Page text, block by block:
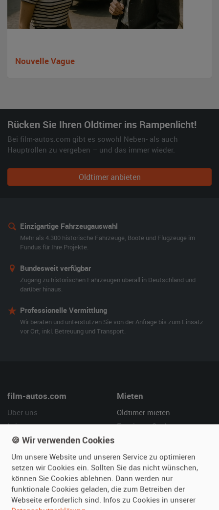
Nouvelle Vague
Rücken Sie Ihren Oldtimer ins Rampenlicht!
Bei film-autos.com gibt es sowohl Neben- als auch
Hauptrollen zu vergeben – und das immer wieder.
Oldtimer anbieten
Einzigartige Fahrzeugauswahl
Mehr als 4.300 historische Fahrzeuge, Boote und Flugzeuge im
Fundus für Ihre Projekte.
Bundesweit verfügbar
Zugang zu historischen Fahrzeugen überall in Deutschland und
darüber hinaus.
Professionelle Vermittlung
Wir beraten und unterstützen Sie von der Anfrage bis zum Einsatz
vor Ort, inkl. Betreuung und Transport.
film-autos.com
Über uns
Leistungen
Referenzen
Kundenmeinungen
Mieten
Oldtimer mieten
Erweiterte Suche
Service
Vermieten
Oldtimer anmelden
Hilfe
Häufige Fragen (FAQ)
🍪 Wir verwenden Cookies
Um unsere Website und unseren Service zu optimieren
setzen wir Cookies ein. Sollten Sie das nicht wünschen,
können Sie Cookies ablehnen. Dann werden nur
funktionale Cookies geladen, die zum Betreiben der
Webseite erforderlich sind. Infos zu Cookies in unserer